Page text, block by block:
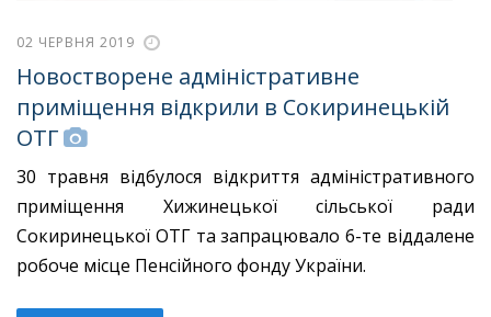
02 ЧЕРВНЯ 2019
Новостворене адміністративне
приміщення відкрили в Сокиринецькій
ОТГ
30 травня відбулося відкриття адміністративного
приміщення Хижинецької сільської ради
Сокиринецької ОТГ та запрацювало 6-те віддалене
робоче місце Пенсійного фонду України.